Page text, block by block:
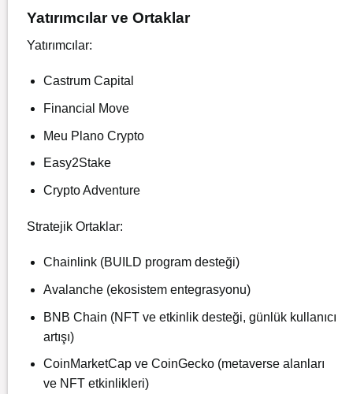
Yatırımcılar ve Ortaklar
Yatırımcılar:
Castrum Capital
Financial Move
Meu Plano Crypto
Easy2Stake
Crypto Adventure
Stratejik Ortaklar:
Chainlink (BUILD program desteği)
Avalanche (ekosistem entegrasyonu)
BNB Chain (NFT ve etkinlik desteği, günlük kullanıcı
artışı)
CoinMarketCap ve CoinGecko (metaverse alanları
ve NFT etkinlikleri)